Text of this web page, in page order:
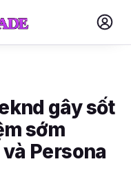
gây sốt
sớm
Persona